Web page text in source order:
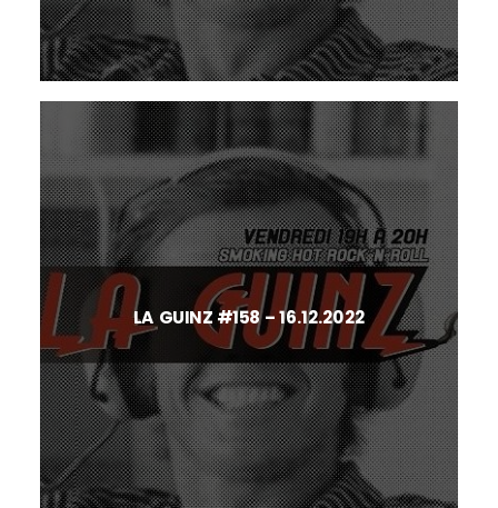
LA GUINZ #158 – 16.12.2022